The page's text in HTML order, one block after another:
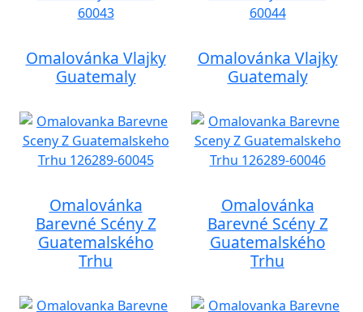
Omalovánka Vlajky
Guatemaly
Omalovánka Vlajky
Guatemaly
Omalovánka
Barevné Scény Z
Guatemalského
Trhu
Omalovánka
Barevné Scény Z
Guatemalského
Trhu